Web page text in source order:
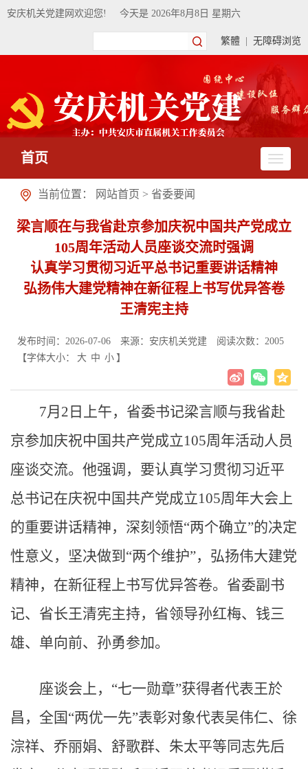
安庆机关党建网欢迎您! 今天是 2026年8月8日 星期六
繁體 无障碍浏览
首页
当前位置： 网站首页 > 省委要闻
梁言顺在与我省赴京参加庆祝中国共产党成立
105周年活动人员座谈交流时强调
认真学习贯彻习近平总书记重要讲话精神
弘扬伟大建党精神在新征程上书写优异答卷
王清宪主持
发布时间：2026-07-06 来源：安庆机关党建 阅读次数： 2005
【字体大小：
大 中 小 】
7月2日上午，省委书记梁言顺与我省赴
京参加庆祝中国共产党成立105周年活动人员
座谈交流。他强调，要认真学习贯彻习近平
总书记在庆祝中国共产党成立105周年大会上
的重要讲话精神，深刻领悟“两个确立”的决定
性意义，坚决做到“两个维护”，弘扬伟大建党
精神，在新征程上书写优异答卷。省委副书
记、省长王清宪主持，省领导孙红梅、钱三
雄、单向前、孙勇参加。
座谈会上，“七一勋章”获得者代表王於
昌，全国“两优一先”表彰对象代表吴伟仁、徐
淙祥、乔丽娟、舒歌群、朱太平等同志先后